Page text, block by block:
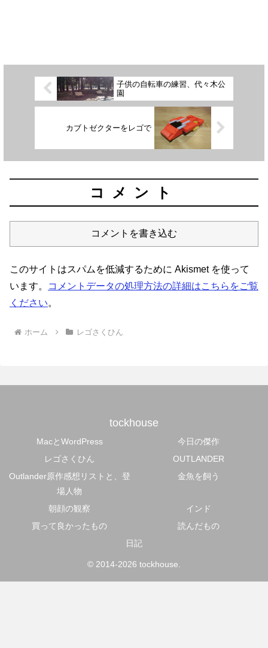
子供の自転車の練習、代々木公
園
カブトゼクターをレゴで
コメント
コメントを書き込む
このサイトはスパムを低減するために Akismet を使って
います。
コメントデータの処理方法の詳細はこちらをご覧
ください。
ホーム レゴさくひん
tockhouse
MacとWordPress
今日の傑作
レゴさくひん
OUTLANDER
Outlander原作感想リストと、登
場人物
金魚を飼う
朝顔の観察
インド
買って良かったもの
読んだもの
日記
© 2014-2026 tockhouse.